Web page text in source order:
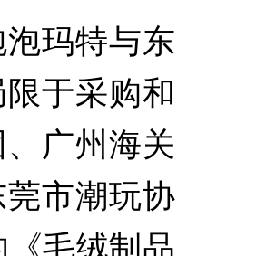
玛特与东
于采购和
广州海关
市潮玩协
毛绒制品